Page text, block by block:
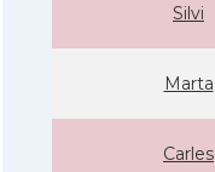
Silvi
Marta
Carles